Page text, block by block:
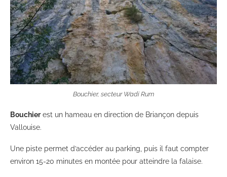
Bouchier, secteur Wadi Rum
Bouchierest un hameau en direction de Briançon depuis
Vallouise.
Une piste permet d’accéder au parking, puis il faut compter
environ 15-20 minutes en montée pour atteindre la falaise.